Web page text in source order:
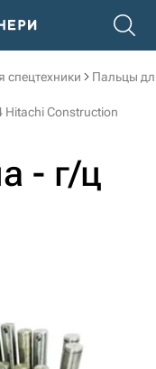
спецтехники Пальцы
Hitachi Construction
- г/ц